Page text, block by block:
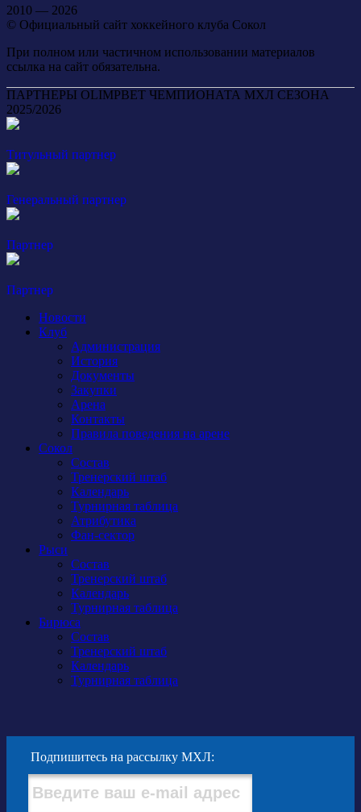
2010 — 2026
© Официальный сайт хоккейного клуба Сокол
При полном или частичном использовании материалов
ссылка на сайт обязательна.
ПАРТНЕРЫ OLIMPBET ЧЕМПИОНАТА МХЛ СЕЗОНА
2025/2026
Титульный партнер
Генеральный партнер
Партнер
Партнер
Новости
Клуб
Администрация
История
Документы
Закупки
Арена
Контакты
Правила поведения на арене
Сокол
Состав
Тренерский штаб
Календарь
Турнирная таблица
Атрибутика
Фан-сектор
Рыси
Состав
Тренерский штаб
Календарь
Турнирная таблица
Бирюса
Состав
Тренерский штаб
Календарь
Турнирная таблица
Подпишитесь на рассылку МХЛ: